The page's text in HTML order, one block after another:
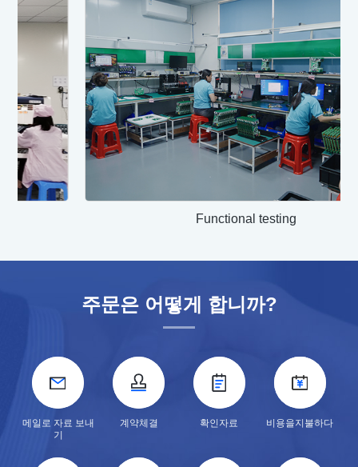
Functional testing
주문은 어떻게 합니까?
메일로 자료 보내
기
계약체결 확인자료 비용을지불하다